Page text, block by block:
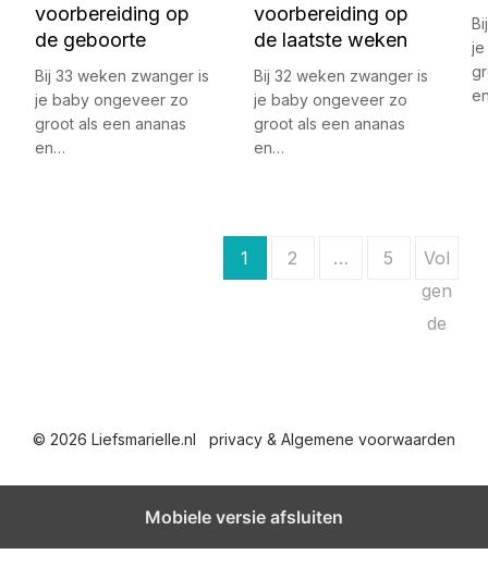
voorbereiding op
de geboorte
Bij 33 weken zwanger is
je baby ongeveer zo
groot als een ananas
en…
voorbereiding op
de laatste weken
Bij 32 weken zwanger is
je baby ongeveer zo
groot als een ananas
en…
h
t
1 2 … 5
Vol
gen
de
© 2026 Liefsmarielle.nl privacy & Algemene voorwaarden
Mobiele versie afsluiten